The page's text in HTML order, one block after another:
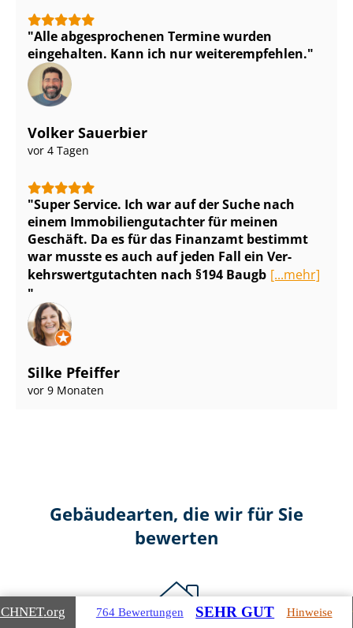
Alle abgesprochenen Termine wurden
eingehalten. Kann ich nur weiterempfehlen.
Volker Sauerbier
vor 4 Tagen
Super Service. Ich war auf der Suche nach
einem Im­mo­bi­li­en­gut­ach­ter für meinen
Geschäft. Da es für das Finanzamt bestimmt
war musste es auch auf jeden Fall ein Ver­
kehrs­wert­gut­ach­ten nach §194 Baugb [...mehr]
Silke Pfeiffer
vor 9 Monaten
Gebäudearten, die wir für Sie
bewerten
.org 764 Bewertungen SEHR GUT Hinweise